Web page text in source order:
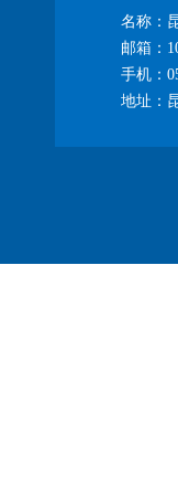
名称：
邮箱：
手机：
地址：